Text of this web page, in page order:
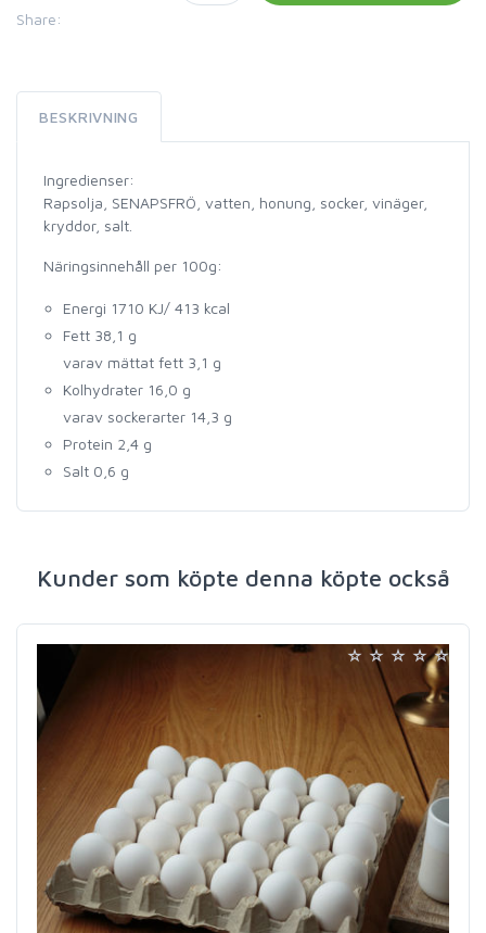
Share:
BESKRIVNING
Ingredienser:
Rapsolja, SENAPSFRÖ, vatten, honung, socker, vinäger,
kryddor, salt.
Näringsinnehåll per 100g:
Energi 1710 KJ/ 413 kcal
Fett 38,1 g
varav mättat fett 3,1 g
Kolhydrater 16,0 g
varav sockerarter 14,3 g
Protein 2,4 g
Salt 0,6 g
Kunder som köpte denna köpte också